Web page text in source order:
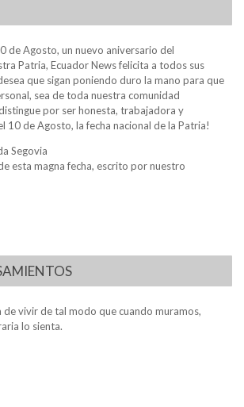
de Agosto, un nuevo aniversario del
Patria, Ecuador News felicita a todos sus
que sigan poniendo duro la mano para que
sea de toda nuestra comunidad
por ser honesta, trabajadora y
10 de Agosto, la fecha nacional de la Patria!
Segovia
esta magna fecha, escrito por nuestro
de vivir de tal modo que cuando muramos,
lo sienta.